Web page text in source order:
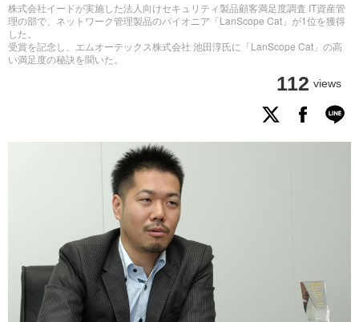
株式会社イードが実施した法人向けセキュリティ製品顧客満足度調査 IT資産管
理の部で、ネットワーク管理製品のパイオニア「LanScope Cat」が1位を獲得
した。
受賞を記念し、エムオーテックス株式会社 池田淳氏に「LanScope Cat」の高
い満足度の秘訣を聞いた。
112 views